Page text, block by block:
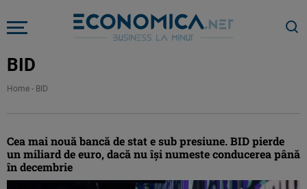
BID
Home - BID
Cea mai nouă bancă de stat e sub presiune. BID pierde
un miliard de euro, dacă nu își numeste conducerea până
în decembrie